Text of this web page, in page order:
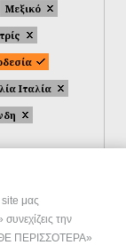
site μας
την
ΠΕΡΙΣΣΟΤΕΡΑ»
Μεξικό
Ιταλία